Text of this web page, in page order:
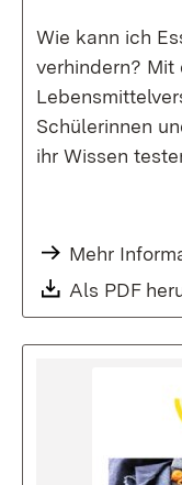
Wie kann ich
verhindern? Mit
Schülerinnen
ihr Wissen
Mehr
Download:
Als PDF